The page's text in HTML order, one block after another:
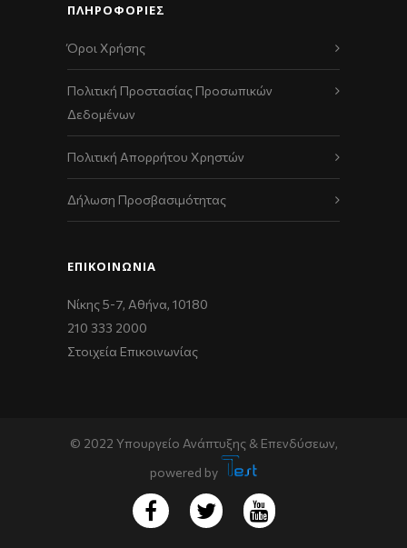
ΠΛΗΡΟΦΟΡΙΕΣ
Όροι Χρήσης
Πολιτική Προστασίας Προσωπικών
Δεδομένων
Πολιτική Απορρήτου Χρηστών
Δήλωση Προσβασιμότητας
ΕΠΙΚΟΙΝΩΝΊΑ
Νίκης 5-7, Αθήνα, 10180
210 333 2000
Στοιχεία Επικοινωνίας
© 2022 Υπουργείο Ανάπτυξης & Επενδύσεων,
powered by